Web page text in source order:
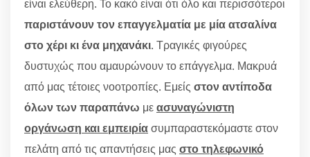
είναι ελεύθερη. Το κακό είναι ότι όλο και περισσότεροι
παριστάνουν τον επαγγελματία με μία ατσαλίνα
στο χέρι κι ένα μηχανάκι. Τραγικές φιγούρες
δυστυχώς που αμαυρώνουν το επάγγελμα. Μακρυά
από μας τέτοιες νοοτροπίες. Εμείς στον αντίποδα
όλων των παραπάνω μεασυναγώνιστη
οργάνωση και εμπειρίασυμπαραστεκόμαστε στον
πελάτη από τις απαντήσεις μας στο τηλεφωνικό